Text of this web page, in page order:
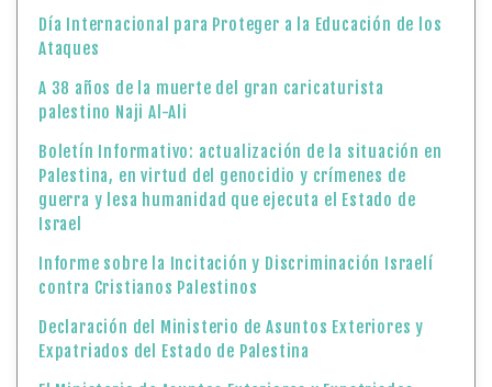
Día Internacional para Proteger a la Educación de los
Ataques
A 38 años de la muerte del gran caricaturista
palestino Naji Al-Ali
Boletín Informativo: actualización de la situación en
Palestina, en virtud del genocidio y crímenes de
guerra y lesa humanidad que ejecuta el Estado de
Israel
Informe sobre la Incitación y Discriminación Israelí
contra Cristianos Palestinos
Declaración del Ministerio de Asuntos Exteriores y
Expatriados del Estado de Palestina